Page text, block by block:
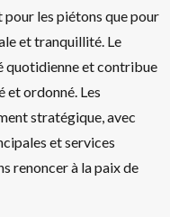
pour les piétons que pour
et tranquillité. Le
et contribue
et ordonné. Les
stratégique, avec
et services
renoncer à la paix de